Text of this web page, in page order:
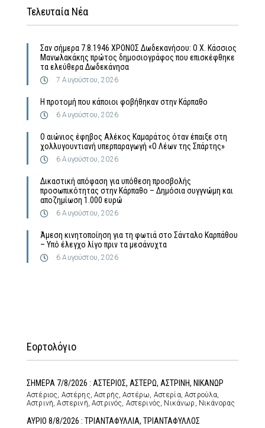
Τελευταία Νέα
Σαν σήμερα 7.8.1946 ΧΡΟΝΟΣ Δωδεκανήσου: Ο Χ. Κάσσιος
Μανωλακάκης πρώτος δημοσιογράφος που επισκέφθηκε
τα ελεύθερα Δωδεκάνησα
7 Αυγούστου, 2026
Η προτομή που κάποιοι φοβήθηκαν στην Κάρπαθο
6 Αυγούστου, 2026
Ο αιώνιος έφηβος Αλέκος Καμαράτος όταν έπαιξε στη
χολλυγουντιανή υπερπαραγωγή «Ο Λέων της Σπάρτης»
6 Αυγούστου, 2026
Δικαστική απόφαση για υπόθεση προσβολής
προσωπικότητας στην Κάρπαθο – Δημόσια συγγνώμη και
αποζημίωση 1.000 ευρώ
6 Αυγούστου, 2026
Άμεση κινητοποίηση για τη φωτιά στο Σάνταλο Καρπάθου
– Υπό έλεγχο λίγο πριν τα μεσάνυχτα
6 Αυγούστου, 2026
Εορτολόγιο
ΣΗΜΕΡΑ 7/8/2026 : ΑΣΤΕΡΙΟΣ, ΑΣΤΕΡΩ, ΑΣΤΡΙΝΗ, ΝΙΚΑΝΩΡ
Αστέριος, Αστέρης, Αστρής, Αστέρω, Αστερία, Αστρούλα,
Αστρινή, Αστερινή, Αστρινός, Αστερινός, Νικάνωρ, Νικάνορας
ΑΥΡΙΟ 8/8/2026 : ΤΡΙΑΝΤΑΦΥΛΛΙΑ, ΤΡΙΑΝΤΑΦΥΛΛΟΣ